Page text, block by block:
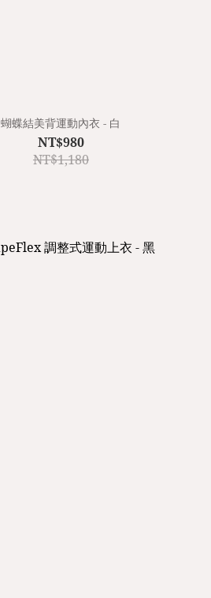
蝴蝶結美背運動內衣 - 白
NT$980
NT$1,180